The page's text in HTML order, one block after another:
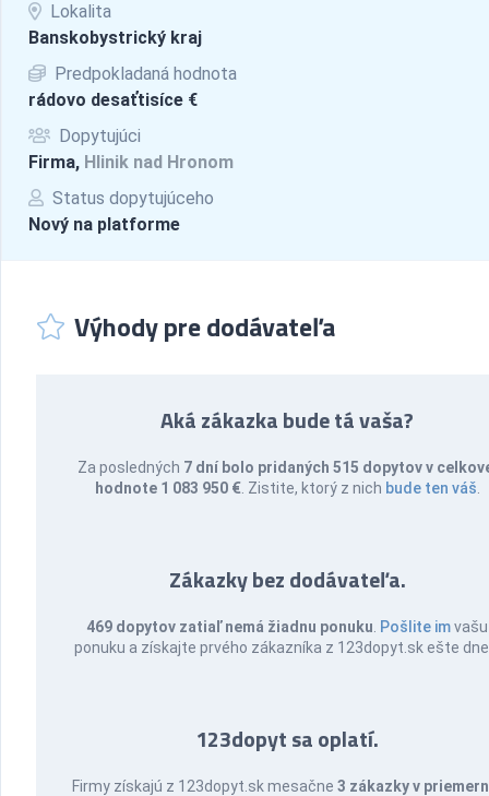
Lokalita
Banskobystrický kraj
Predpokladaná hodnota
rádovo desaťtisíce €
Dopytujúci
Firma, Hlinik nad Hronom
Status dopytujúceho
Nový na platforme
Výhody pre dodávateľa
Aká zákazka bude tá vaša?
Za posledných 7 dní bolo pridaných 515 dopytov v
hodnote 1 083 950 € . Zistite, ktorý z nich bude ten váš
Zákazky bez dodávateľa.
469 dopytov zatiaľ nemá žiadnu ponuku Pošlite imvašu
ponuku a získajte prvého zákazníka z 123dopyt.sk ešte
123dopyt sa oplatí.
Firmy získajú z 123dopyt.sk mesačne3 zákazky v